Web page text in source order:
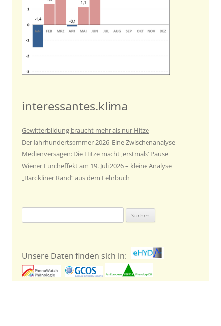
interessantes.klima
Gewitterbildung braucht mehr als nur Hitze
Der Jahrhundertsommer 2026: Eine Zwischenanalyse
Medienversagen: Die Hitze macht ‚erstmals‘ Pause
Wiener Lurcheffekt am 19. Juli 2026 – kleine Analyse
„Barokliner Rand“ aus dem Lehrbuch
nach:
Unsere Daten finden sich in: